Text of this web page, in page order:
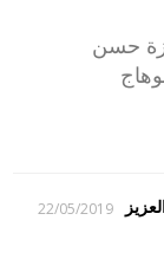
حسن
22/05/2019